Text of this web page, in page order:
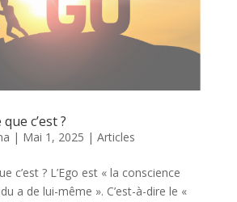
que c’est ?
| Mai 1, 2025 | Articles
c’est ? L’Ego est « la conscience
a de lui-même ». C’est-à-dire le «